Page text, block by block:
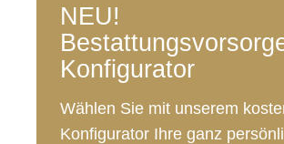
NEU!
Konfigurator
Wählen Sie mit unserem
Konfigurator Ihre ganz